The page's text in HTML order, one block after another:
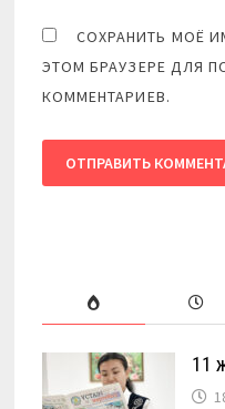
СОХРАНИТЬ МОЁ
ЭТОМ БРАУЗЕРЕ ДЛЯ
КОММЕНТАРИЕВ.
11